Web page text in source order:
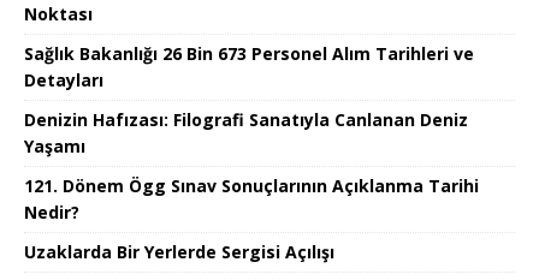
Noktası
Sağlık Bakanlığı 26 Bin 673 Personel Alım Tarihleri ve
Detayları
Denizin Hafızası: Filografi Sanatıyla Canlanan Deniz
Yaşamı
121. Dönem Ögg Sınav Sonuçlarının Açıklanma Tarihi
Nedir?
Uzaklarda Bir Yerlerde Sergisi Açılışı